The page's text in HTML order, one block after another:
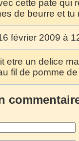
cette pate qui
de beurre et
février 2009 à
etre un delice
fil de pomme